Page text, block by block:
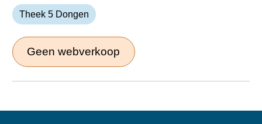
Theek 5 Dongen
Geen webverkoop